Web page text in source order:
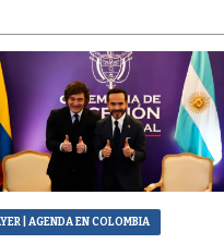
| AGENDA EN COLOMBIA